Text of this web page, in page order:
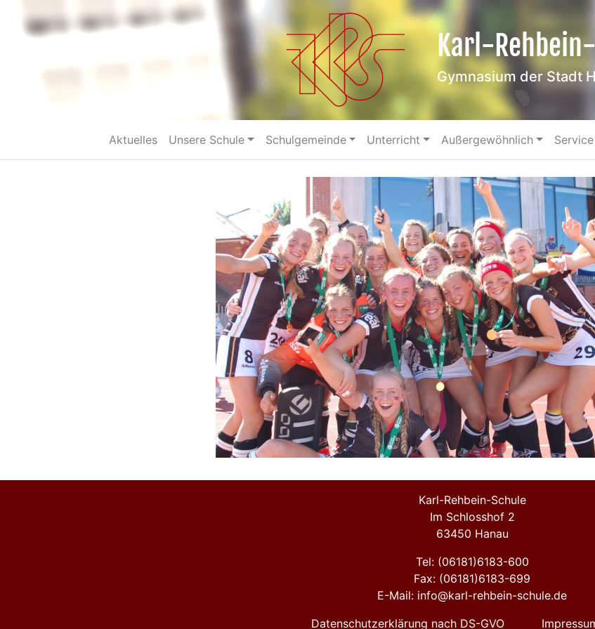
Karl-
Gymnasium der Stadt
Aktuelles Unsere Schule Schulgemeinde Unterricht Außergewöhnlich Service
Karl-Rehbein-Schule
Im Schlosshof 2
63450 Hanau
Tel: (06181)6183-600
Fax: (06181)6183-699
E-Mail: info@karl-rehbein-schule.de
Datenschutzerklärung nach DS-GVO